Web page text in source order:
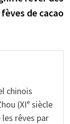
fèves de cacao
chinois
(XIᵉ siècle
rêves par